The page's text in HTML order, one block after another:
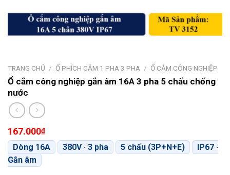
TRANG CHỦ / Ổ PHÍCH CẮM 1 PHA 3 PHA / Ổ CẮM CÔNG NGHIỆP
Ổ cắm công nghiệp gắn âm 16A 3 pha 5 chấu chống
nước
167.000₫
Dòng 16A 380V · 3 pha 5 chấu (3P+N+E)
IP67 ·
Gắn âm